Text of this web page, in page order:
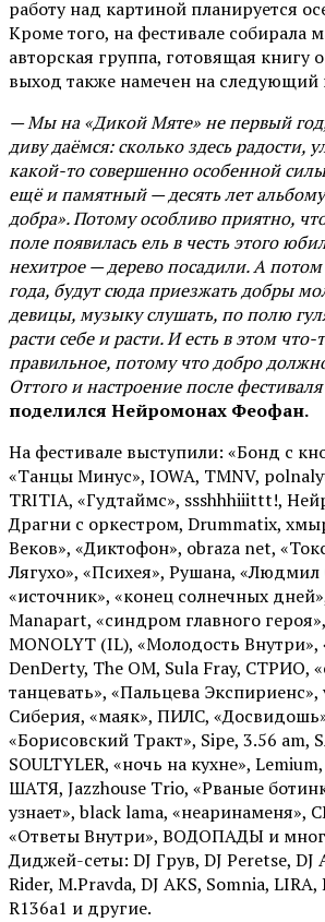
работу над картиной планируется
Кроме того, на фестивале собирала
авторская группа, готовящая книгу
выход также намечен на следующий
— Мы на «Дикой Мяте» не первый
диву даёмся: сколько здесь радости,
какой-то совершенно особенной
ещё и памятный — десять лет
добра». Потому особливо приятно,
поле появилась ель в честь этого
нехитрое — дерево посадили. А
года, будут сюда приезжать добры
девицы, музыку слушать, по полю
расти себе и расти. И есть в этом что-
правильное, потому что добро
Оттого и настроение после
поделился Нейромонах Феофан.
На фестивале выступили: «Бонд с
«Танцы Минус», IOWA, TMNV,
TRITIA, «Гудтаймс», ssshhhiiittt!,
Драгни с оркестром, Drummatix,
Веков», «Диктофон», obraza net,
Лягухо», «Психея», Рушана, «Людмил
«источник», «конец солнечных
Manapart, «синдром главного
MONOLYT (IL), «Молодость Внутри»,
DenDerty, The OM, Sula Fray, СТРИО,
танцевать», «Пальцева
Сиберия, «маяк», ПИЛС,
«Борисовский Тракт», Sipe, 3.56 am,
SOULTYLER, «ночь на кухне»,
ШАТЯ, Jazzhouse Trio, «Рваные
узнает», black lama,
«Ответы Внутри», ВОДОПАДЫ и
Диджей-сеты: DJ Грув, DJ Peretse, DJ
Rider, М.Pravda, DJ AKS, Somnia, LIRA,
R136a1 и другие.